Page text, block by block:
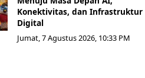
Konektivitas, dan Infrastruktur
Digital
Jumat, 7 Agustus 2026, 10:33 PM